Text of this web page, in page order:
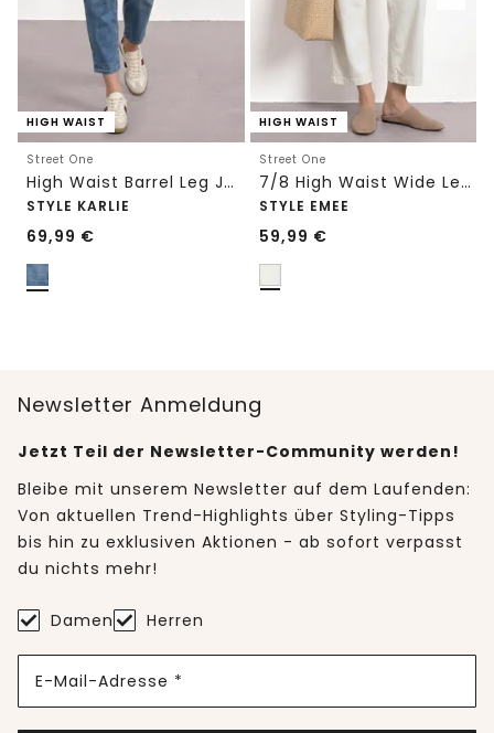
HIGH WAIST
Street One
High Waist Barrel Leg Jeans im Loose Fit
STYLE KARLIE
69,99 €
HIGH WAIST
Street One
7/8 High Waist Wide Leg Jeans im Loose Fit
STYLE EMEE
59,99 €
Newsletter Anmeldung
Jetzt Teil der Newsletter-Community werden!
Bleibe mit unserem Newsletter auf dem Laufenden:
Von aktuellen Trend-Highlights über Styling-Tipps
bis hin zu exklusiven Aktionen - ab sofort verpasst
du nichts mehr!
Damen Herren
E-Mail-Adresse *